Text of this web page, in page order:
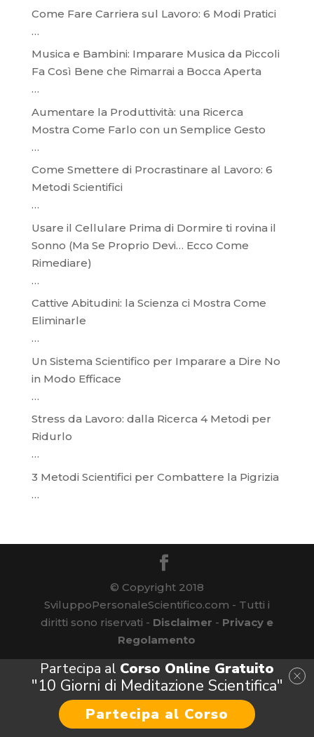
Come Fare Carriera sul Lavoro: 6 Modi Pratici
…
Musica e Bambini: Imparare Musica da Piccoli
Fa Così Bene che Rimarrai a Bocca Aperta
…
Aumentare la Produttività: una Ricerca
Mostra Come Farlo con un Semplice Gesto
…
Come Smettere di Procrastinare al Lavoro: 6
Metodi Scientifici
…
Usare il Cellulare Prima di Dormire ti rovina il
Sonno (Ma Se Proprio Devi… Ecco Come
Rimediare)
…
Cattive Abitudini: la Scienza ci Mostra Come
Eliminarle
…
Un Sistema Scientifico per Imparare a Dire No
in Modo Efficace
…
Stress da Lavoro: dalla Ricerca 4 Metodi per
Ridurlo
…
3 Metodi Scientifici per Combattere la Pigrizia
…
© Copyright 2018
SviluppoPersonaleScientifico.com - Tutti i
diritti sono riservati - Disclaimer - Privacy e
Regolamento
Partecipa al Corso Online Gratuito
"10 Giorni di Meditazione Scientifica"
Partecipa al Corso